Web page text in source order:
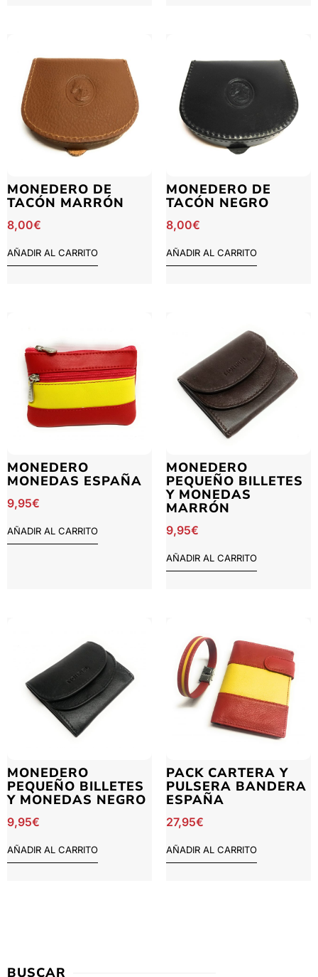
MONEDERO DE
TACÓN MARRÓN
8,00€
AÑADIR AL CARRITO
MONEDERO DE
TACÓN NEGRO
8,00€
AÑADIR AL CARRITO
MONEDERO
MONEDAS ESPAÑA
9,95€
AÑADIR AL CARRITO
MONEDERO
PEQUEÑO BILLETES
Y MONEDAS
MARRÓN
9,95€
AÑADIR AL CARRITO
MONEDERO
PEQUEÑO BILLETES
Y MONEDAS NEGRO
9,95€
AÑADIR AL CARRITO
PACK CARTERA Y
PULSERA BANDERA
ESPAÑA
27,95€
AÑADIR AL CARRITO
BUSCAR